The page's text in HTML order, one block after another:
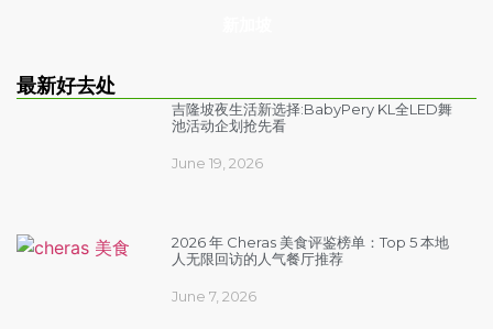
最新好去处
吉隆坡夜生活新选择:BabyPery KL全LED舞
池活动企划抢先看
June 19, 2026
2026 年 Cheras 美食评鉴榜单：Top 5 本地
人无限回访的人气餐厅推荐
June 7, 2026